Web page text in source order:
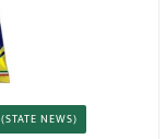
NEWS)